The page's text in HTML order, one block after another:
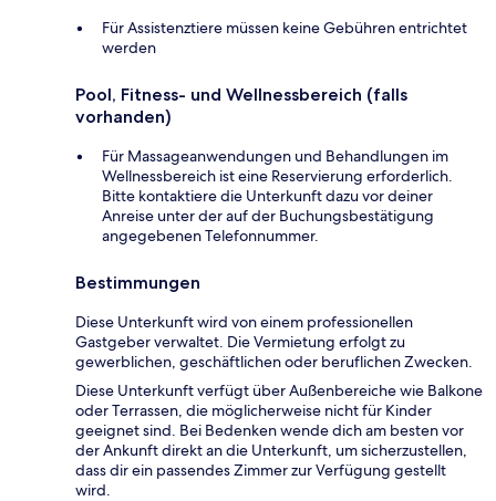
Für Assistenztiere müssen keine Gebühren entrichtet
werden
Pool, Fitness- und Wellnessbereich (falls
vorhanden)
Für Massageanwendungen und Behandlungen im
Wellnessbereich ist eine Reservierung erforderlich.
Bitte kontaktiere die Unterkunft dazu vor deiner
Anreise unter der auf der Buchungsbestätigung
angegebenen Telefonnummer.
Bestimmungen
Diese Unterkunft wird von einem professionellen
Gastgeber verwaltet. Die Vermietung erfolgt zu
gewerblichen, geschäftlichen oder beruflichen Zwecken.
Diese Unterkunft verfügt über Außenbereiche wie Balkone
oder Terrassen, die möglicherweise nicht für Kinder
geeignet sind. Bei Bedenken wende dich am besten vor
der Ankunft direkt an die Unterkunft, um sicherzustellen,
dass dir ein passendes Zimmer zur Verfügung gestellt
wird.